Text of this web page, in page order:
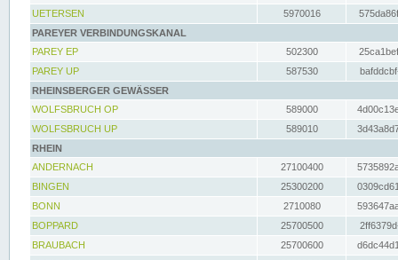
UETERSEN
5970016
PAREYER VERBINDUNGSKANAL
PAREY EP
502300
PAREY UP
587530
RHEINSBERGER GEWÄSSER
WOLFSBRUCH OP
589000
WOLFSBRUCH UP
589010
RHEIN
ANDERNACH
27100400
BINGEN
25300200
BONN
2710080
BOPPARD
25700500
BRAUBACH
25700600